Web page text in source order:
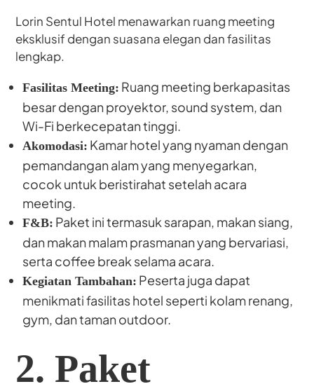
Lorin Sentul Hotel menawarkan ruang meeting
eksklusif dengan suasana elegan dan fasilitas
lengkap.
Fasilitas Meeting: Ruang meeting berkapasitas
besar dengan proyektor, sound system, dan
Wi-Fi berkecepatan tinggi.
Akomodasi: Kamar hotel yang nyaman dengan
pemandangan alam yang menyegarkan,
cocok untuk beristirahat setelah acara
meeting.
F&B: Paket ini termasuk sarapan, makan siang,
dan makan malam prasmanan yang bervariasi,
serta coffee break selama acara.
Kegiatan Tambahan: Peserta juga dapat
menikmati fasilitas hotel seperti kolam renang,
gym, dan taman outdoor.
2. Paket